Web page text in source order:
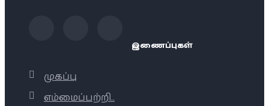
இணைப்புகள்
முகப்பு
எம்மைப்பற்றி..